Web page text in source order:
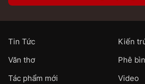
Tin Tức
Kiến
Văn thơ
Phê
Tác phẩm mới
Video